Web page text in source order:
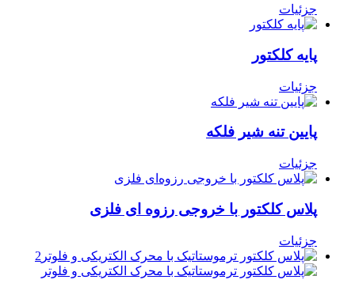
جزئیات
پایه کلکتور
جزئیات
پایین تنه شیر فلکه
جزئیات
پلاس کلکتور با خروجی رزوه ای فلزی
جزئیات